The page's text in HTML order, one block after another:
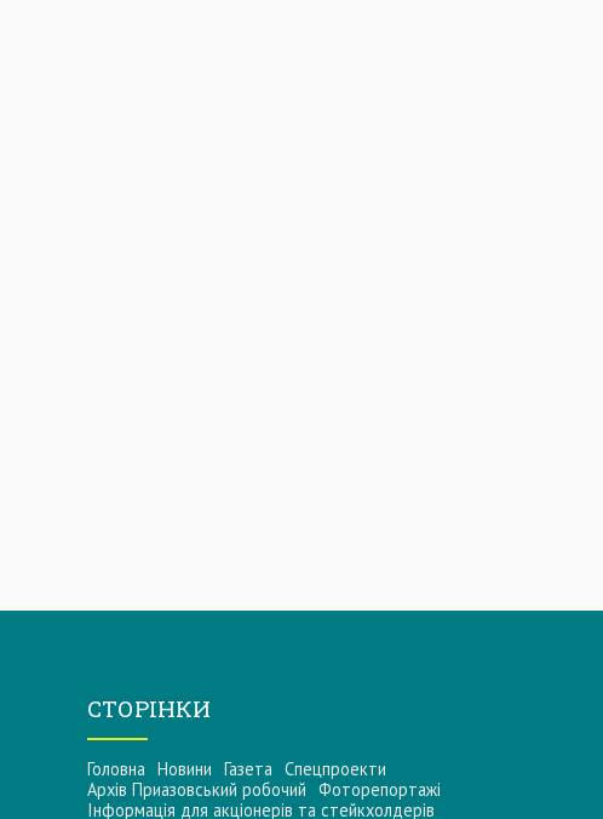
СТОРІНКИ
Головна Новини Газета Спецпроекти
Архів Приазовський робочий Фоторепортажі
Інформацiя для акцiонерiв та стейкхолдерiв